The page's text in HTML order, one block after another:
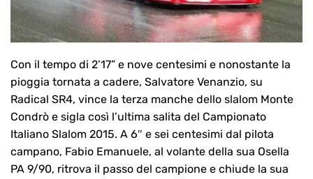
Con il tempo di 2’17” e nove centesimi e nonostante la
pioggia tornata a cadere, Salvatore Venanzio, su
Radical SR4, vince la terza manche dello slalom Monte
Condrò e sigla così l’ultima salita del Campionato
Italiano Slalom 2015. A 6″ e sei centesimi dal pilota
campano, Fabio Emanuele, al volante della sua Osella
PA 9/90, ritrova il passo del campione e chiude la sua